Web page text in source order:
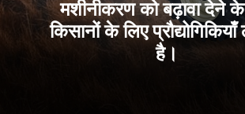
मशीनीकरण को बढ़ावा देने
किसानों के लिए प्रौद्योगिकियाँ
है।